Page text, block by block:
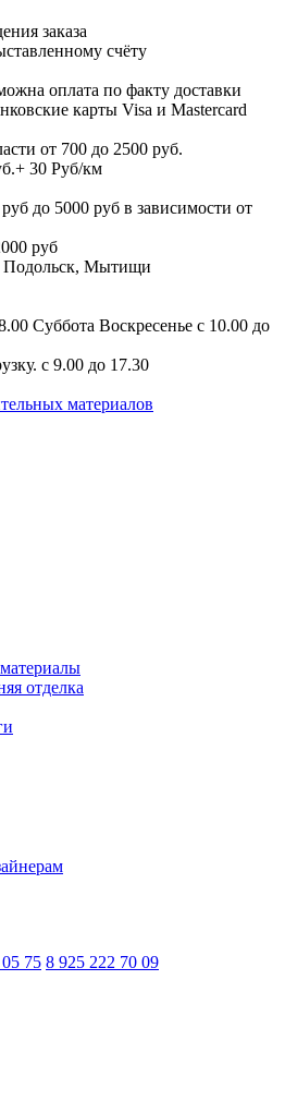
заказа
счёту
оплата по факту доставки
карты Visa и Masterсard
от 700 до 2500 руб.
30 Руб/км
до 5000 руб в зависимости от
руб
Подольск, Мытищи
Суббота Воскресенье с 10.00 до
с 9.00 до 17.30
материалов
отделка
75 8 925 222 70 09